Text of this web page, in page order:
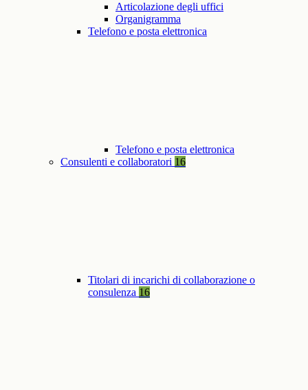
Articolazione degli uffici
Organigramma
Telefono e posta elettronica
Telefono e posta elettronica
Consulenti e collaboratori 16
Titolari di incarichi di collaborazione o
consulenza 16